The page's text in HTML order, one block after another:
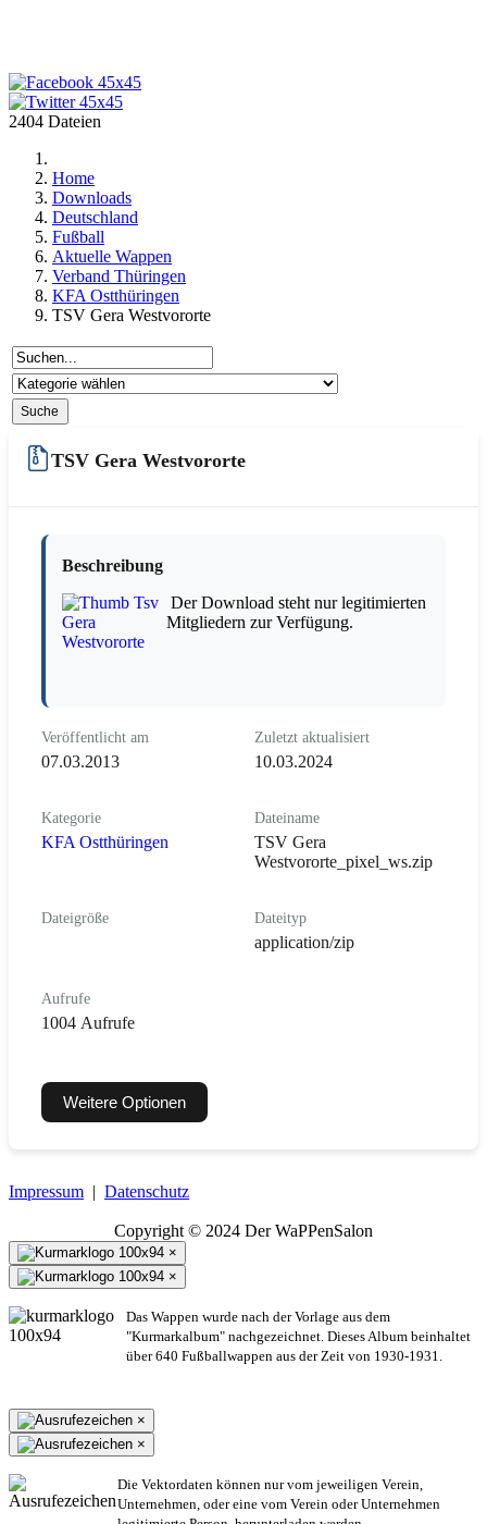
2404 Dateien
Home
Downloads
Deutschland
Fußball
Aktuelle Wappen
Verband Thüringen
KFA Ostthüringen
TSV Gera Westvororte
TSV Gera Westvororte
Beschreibung
Der Download steht nur legitimierten
Mitgliedern zur Verfügung.
Veröffentlicht am
07.03.2013
Zuletzt aktualisiert
10.03.2024
Kategorie
KFA Ostthüringen
Dateiname
TSV Gera
Westvororte_pixel_ws.zip
Dateigröße Dateityp
application/zip
Aufrufe
1004 Aufrufe
Weitere Optionen
Impressum | Datenschutz
Copyright © 2024 Der WaPPenSalon
×
×
Das Wappen wurde nach der Vorlage aus dem
"Kurmarkalbum" nachgezeichnet. Dieses Album beinhaltet
über 640 Fußballwappen aus der Zeit von 1930-1931.
×
×
Die Vektordaten können nur vom jeweiligen Verein,
Unternehmen, oder eine vom Verein oder Unternehmen